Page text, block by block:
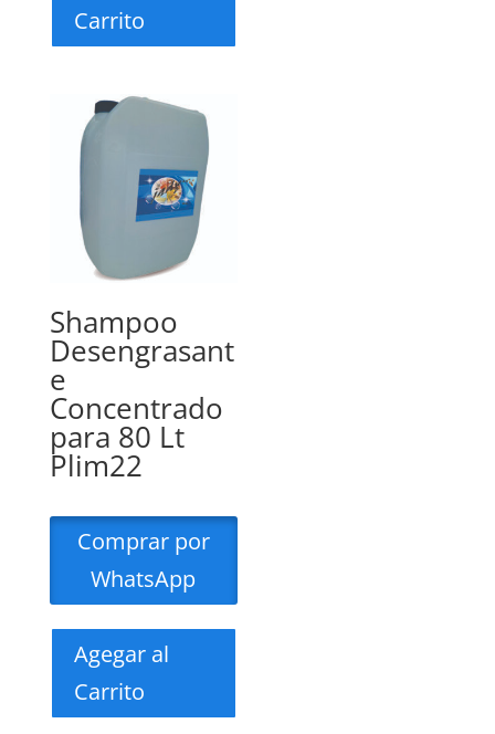
Carrito
Shampoo
Desengrasant
e
Concentrado
para 80 Lt
Plim22
Comprar por
WhatsApp
Agegar al
Carrito